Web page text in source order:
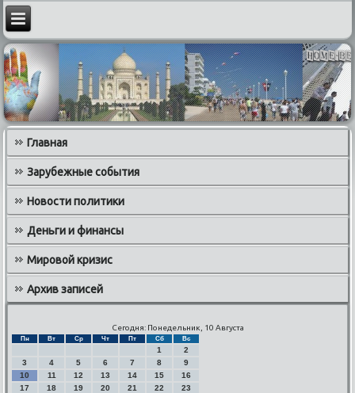
Главная
Зарубежные события
Новости политики
Деньги и финансы
Мировой кризис
Архив записей
Сегодня: Понедельник, 10 Августа
Пн Вт Ср Чт Пт Сб Вс
1
2
3
4 5 6 7 8
9
10
11 12 13 14 15
16
17
18 19 20 21 22
23